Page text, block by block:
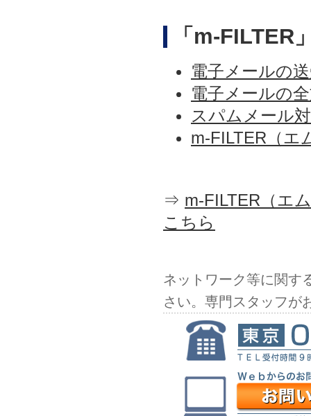
「m-FILTER
電子メールの
電子メールの
スパムメール
m-FILTER（エ
⇒ m-FILTER（エ
こちら
ネットワーク等に関す
さい。専門スタッフが